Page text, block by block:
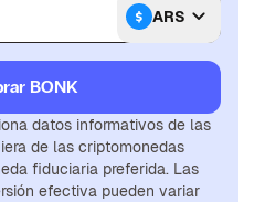
ARS
BONK
datos informativos de las
de las criptomonedas
fiduciaria preferida. Las
efectiva pueden variar